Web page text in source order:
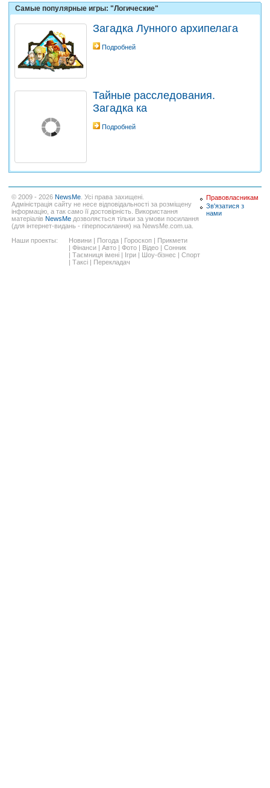
Самые популярные игры: "Логические"
Загадка Лунного архипелага
Подробней
Тайные расследования.
Загадка ка
Подробней
© 2009 - 2026 NewsMe . Усі права захищені.
Адміністрація сайту не несе відповідальності за розміщену
інформацію, а так само її достовірність. Використання
матеріалів NewsMe дозволяється тільки за умови посилання
(для інтернет-видань - гіперпосилання) на NewsMe.com.ua.
Наши проекты:
Новини | Погода | Гороскоп | Прикмети
| Фінанси | Авто | Фото | Відео | Сонник
| Таємниця імені | Ігри | Шоу-бізнес | Спорт
| Таксі | Перекладач
Правовласникам
Зв'язатися з
нами